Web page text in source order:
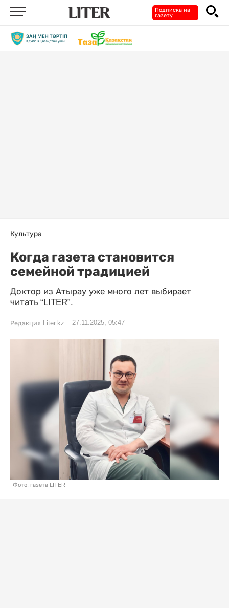
Подписка на
газету
Культура
Когда газета становится
семейной традицией
Доктор из Атырау уже много лет выбирает
читать “LITER”.
Редакция Liter.kz 27.11.2025, 05:47
Фото: газета LITER